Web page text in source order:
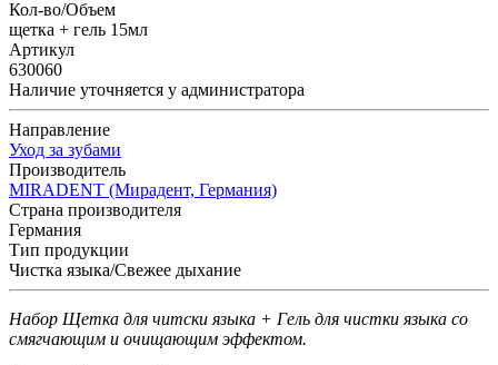
Кол-во/Объем
щетка + гель 15мл
Артикул
630060
Наличие уточняется у администратора
Направление
Уход за зубами
Производитель
MIRADENT (Мирадент, Германия)
Страна производителя
Германия
Тип продукции
Чистка языка/Свежее дыхание
Набор Щетка для читски языка + Гель для чистки языка со
смягчающим и очищающим эффектом.